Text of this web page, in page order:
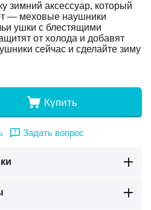
зимний аксессуар, который
— меховые наушники
ушки с блестящими
от холода и добавят
сейчас и сделайте зиму
Купить
Задать вопрос